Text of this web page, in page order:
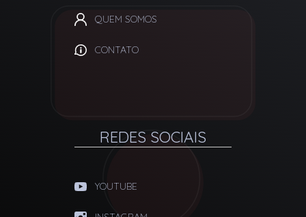
QUEM SOMOS
CONTATO
REDES SOCIAIS
YOUTUBE